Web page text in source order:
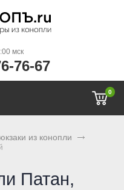
мск
76-67
0
из конопли
Патан,